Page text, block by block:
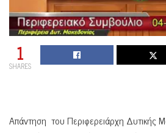
1
SHARES
Απάντηση του Περιφερειάρχη Δυτικής